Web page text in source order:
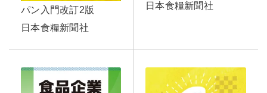
パン入門改訂2版
日本食糧新聞社
日本食糧新聞社